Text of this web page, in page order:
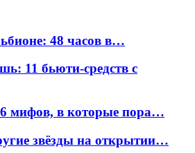
48 часов в…
11 бьюти-средств с
6 мифов, в которые пора…
звёзды на открытии…